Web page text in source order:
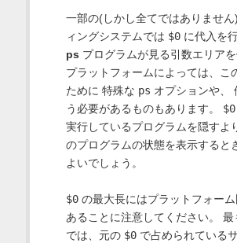
一部の(しかし全てではありませ
ィングシステムでは $0に代入を
ps プログラムが見る引数エリアを
プラットフォームによっては、こ
ために 特殊な ps オプションや、
う必要があるものもあります。 $0
実行しているプログラムを隠すよ
のプログラムの状態を表示すると
よいでしょう。
$0の最大長にはプラットフォー
あることに注意してください。 最
では、元の $0で占められている